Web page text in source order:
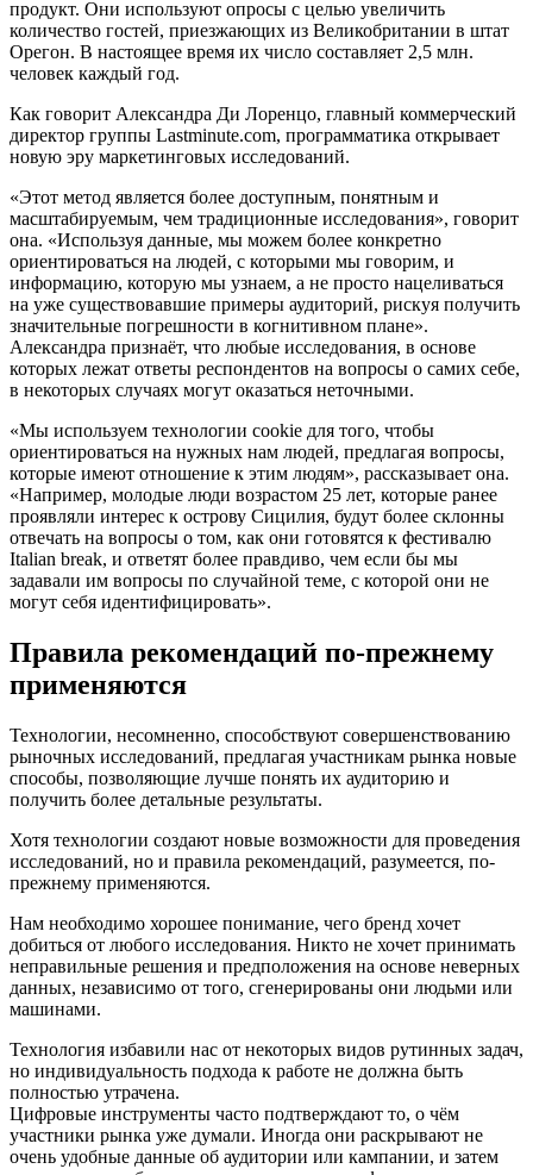
продукт. Они используют опросы с целью увеличить
количество гостей, приезжающих из Великобритании в штат
Орегон. В настоящее время их число составляет 2,5 млн.
человек каждый год.
Как говорит Александра Ди Лоренцо, главный коммерческий
директор группы Lastminute.com, программатика открывает
новую эру маркетинговых исследований.
«Этот метод является более доступным, понятным и
масштабируемым, чем традиционные исследования», говорит
она. «Используя данные, мы можем более конкретно
ориентироваться на людей, с которыми мы говорим, и
информацию, которую мы узнаем, а не просто нацеливаться
на уже существовавшие примеры аудиторий, рискуя получить
значительные погрешности в когнитивном плане».
Александра признаёт, что любые исследования, в основе
которых лежат ответы респондентов на вопросы о самих себе,
в некоторых случаях могут оказаться неточными.
«Мы используем технологии cookie для того, чтобы
ориентироваться на нужных нам людей, предлагая вопросы,
которые имеют отношение к этим людям», рассказывает она.
«Например, молодые люди возрастом 25 лет, которые ранее
проявляли интерес к острову Сицилия, будут более склонны
отвечать на вопросы о том, как они готовятся к фестивалю
Italian break, и ответят более правдиво, чем если бы мы
задавали им вопросы по случайной теме, с которой они не
могут себя идентифицировать».
Правила рекомендаций по-прежнему
применяются
Технологии, несомненно, способствуют совершенствованию
рыночных исследований, предлагая участникам рынка новые
способы, позволяющие лучше понять их аудиторию и
получить более детальные результаты.
Хотя технологии создают новые возможности для проведения
исследований, но и правила рекомендаций, разумеется, по-
прежнему применяются.
Нам необходимо хорошее понимание, чего бренд хочет
добиться от любого исследования. Никто не хочет принимать
неправильные решения и предположения на основе неверных
данных, независимо от того, сгенерированы они людьми или
машинами.
Технология избавили нас от некоторых видов рутинных задач,
но индивидуальность подхода к работе не должна быть
полностью утрачена.
Цифровые инструменты часто подтверждают то, о чём
участники рынка уже думали. Иногда они раскрывают не
очень удобные данные об аудитории или кампании, и затем